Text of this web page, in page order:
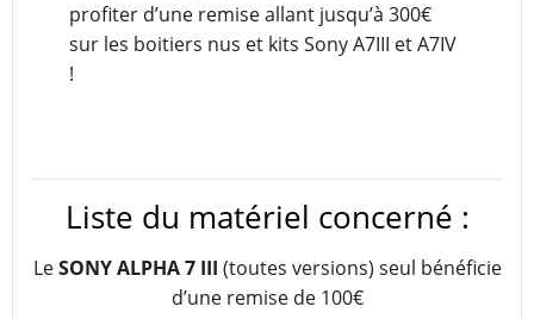
profiter d’une remise allant jusqu’à 300€
sur les boitiers nus et kits Sony A7III et A7IV
!
Liste du matériel concerné :
LeSONY ALPHA 7 III (toutes versions) seul bénéficie
d’une remise de 100€